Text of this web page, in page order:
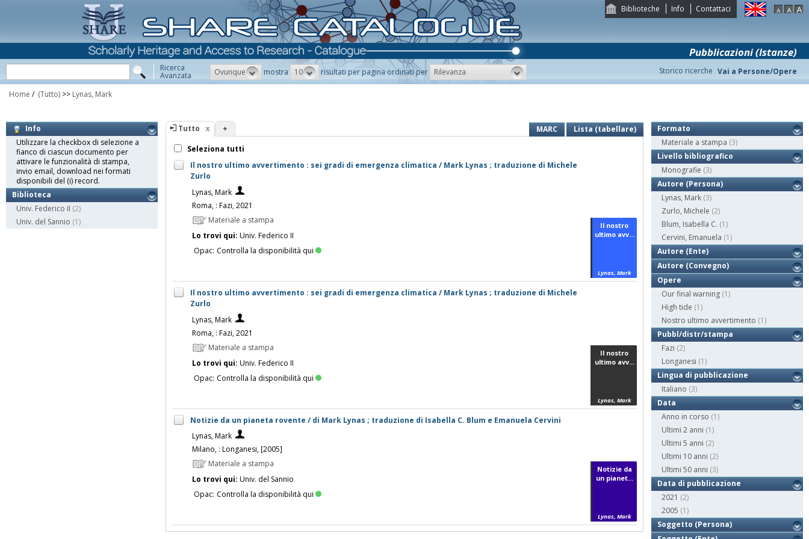
Biblioteche Info Contattaci
Storico ricerche
Pubblicazioni (Istanze)
Ricerca
Avanzata Ovunque mostra 10 risultati per pagina ordinati per Rilevanza Vai a Persone/Opere
Home / (Tutto) >> Lynas, Mark
Info
Utilizzare la checkbox di selezione a
fianco di ciascun documento per
attivare le funzionalità di stampa,
invio email, download nei formati
disponibili del (i) record.
Biblioteca
Univ. Federico II (2)
Univ. del Sannio (1)
Tutto + MARC
Lista (tabellare)
Seleziona tutti
Il nostro ultimo avvertimento : sei gradi di emergenza climatica / Mark Lynas ; traduzione di Michele
Zurlo
Lynas, Mark
Roma, : Fazi, 2021
Materiale a stampa
Lo trovi qui: Univ. Federico II
Opac: Controlla la disponibilità qui
Il nostro
ultimo avv...
Lynas, Mark
Il nostro ultimo avvertimento : sei gradi di emergenza climatica / Mark Lynas ; traduzione di Michele
Zurlo
Lynas, Mark
Roma, : Fazi, 2021
Materiale a stampa
Lo trovi qui: Univ. Federico II
Opac: Controlla la disponibilità qui
Il nostro
ultimo avv...
Lynas, Mark
Notizie da un pianeta rovente / di Mark Lynas ; traduzione di Isabella C. Blum e Emanuela Cervini
Lynas, Mark
Milano, : Longanesi, [2005]
Materiale a stampa
Lo trovi qui: Univ. del Sannio
Opac: Controlla la disponibilità qui
Notizie da
un pianet...
Lynas, Mark
Formato
Materiale a stampa (3)
Livello bibliografico
Monografie (3)
Autore (Persona)
Lynas, Mark (3)
Zurlo, Michele (2)
Blum, Isabella C. (1)
Cervini, Emanuela (1)
Autore (Ente)
Autore (Convegno)
Opere
Our final warning (1)
High tide (1)
Nostro ultimo avvertimento (1)
Pubbl/distr/stampa
Fazi (2)
Longanesi (1)
Lingua di pubblicazione
Italiano (3)
Data
Anno in corso (1)
Ultimi 2 anni (1)
Ultimi 5 anni (2)
Ultimi 10 anni (2)
Ultimi 50 anni (3)
Data di pubblicazione
2021 (2)
2005 (1)
Soggetto (Persona)